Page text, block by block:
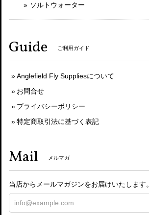
ソルトウォーター
Guide ご利用ガイド
Anglefield Fly Suppliesについて
お問合せ
プライバシーポリシー
特定商取引法に基づく表記
Mail メルマガ
当店からメールマガジンをお届けいたします。